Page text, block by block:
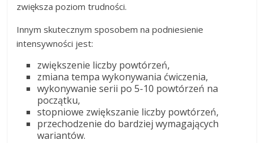
zwiększa poziom trudności.
Innym skutecznym sposobem na podniesienie
intensywności jest:
zwiększenie liczby powtórzeń,
zmiana tempa wykonywania ćwiczenia,
wykonywanie serii po 5-10 powtórzeń na
początku,
stopniowe zwiększanie liczby powtórzeń,
przechodzenie do bardziej wymagających
wariantów.